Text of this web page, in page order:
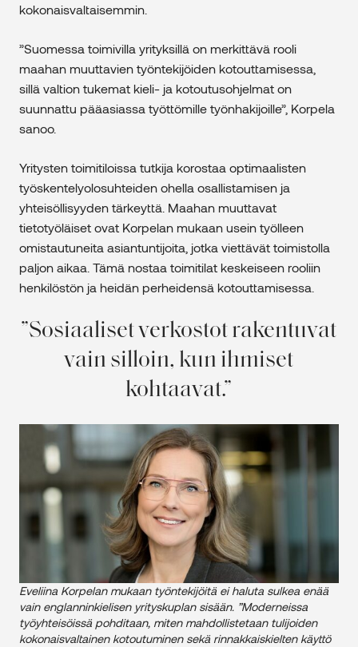
kokonaisvaltaisemmin.
”Suomessa toimivilla yrityksillä on merkittävä rooli
maahan muuttavien työntekijöiden kotouttamisessa,
sillä valtion tukemat kieli- ja kotoutusohjelmat on
suunnattu pääasiassa työttömille työnhakijoille”, Korpela
sanoo.
Yritysten toimitiloissa tutkija korostaa optimaalisten
työskentelyolosuhteiden ohella osallistamisen ja
yhteisöllisyyden tärkeyttä. Maahan muuttavat
tietotyöläiset ovat Korpelan mukaan usein työlleen
omistautuneita asiantuntijoita, jotka viettävät toimistolla
paljon aikaa. Tämä nostaa toimitilat keskeiseen rooliin
henkilöstön ja heidän perheidensä kotouttamisessa.
Sosiaaliset verkostot rakentuvat
vain silloin, kun ihmiset
kohtaavat.
Eveliina Korpelan mukaan työntekijöitä ei haluta sulkea enää
vain englanninkielisen yrityskuplan sisään. ”Moderneissa
työyhteisöissä pohditaan, miten mahdollistetaan tulijoiden
kokonaisvaltainen kotoutuminen sekä rinnakkaiskielten käyttö